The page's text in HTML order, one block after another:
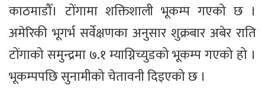
काठमाडौँ। टोंगामा शक्तिशाली भूकम्प गएको छ ।
अमेरिकी भूगर्भ सर्वेक्षणका अनुसार शुक्रबार अबेर राति
टोंगाको समुन्द्रमा ७.१ म्याग्निच्युडको भूकम्प गएको हो ।
भूकम्पपछि सुनामीको चेतावनी दिइएको छ ।